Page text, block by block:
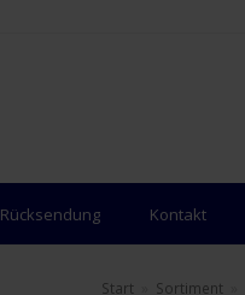
Rücksendung Kontakt
Start Sortiment